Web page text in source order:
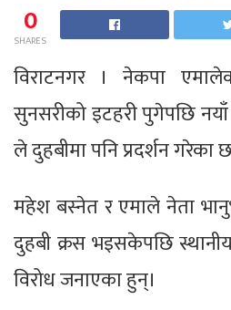
0
SHARES
विराटनगर । नेकपा
सुनसरीको इटहरी पुगेपछि
ले दुहबीमा पनि प्रदर्शन गरेका
महेश बस्नेत र एमाले नेता
दुहबी क्रस भइसकेपछि
विरोध जनाएका हुन्।